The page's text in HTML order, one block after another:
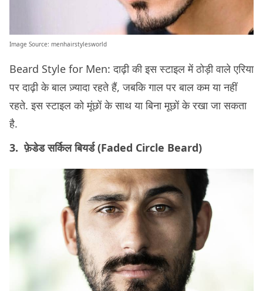
Image Source: menhairstylesworld
Beard Style for Men: दाढ़ी की इस स्टाइल में ठोड़ी वाले एरिया
पर दाढ़ी के बाल ज़्यादा रहते हैं, जबकि गाल पर बाल कम या नहीं
रहते. इस स्टाइल को मूंछों के साथ या बिना मूछों के रखा जा सकता
है.
3. फ़ेडेड सर्किल बियर्ड (Faded Circle Beard)